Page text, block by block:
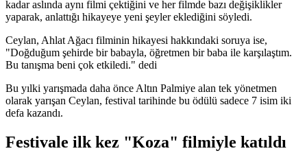
kadar aslında aynı filmi çektiğini ve her filmde bazı değişiklikler
yaparak, anlattığı hikayeye yeni şeyler eklediğini söyledi.
Ceylan, Ahlat Ağacı filminin hikayesi hakkındaki soruya ise,
"Doğduğum şehirde bir babayla, öğretmen bir baba ile karşılaştım.
Bu tanışma beni çok etkiledi." dedi
Bu yılki yarışmada daha önce Altın Palmiye alan tek yönetmen
olarak yarışan Ceylan, festival tarihinde bu ödülü sadece 7 isim iki
defa kazandı.
Festivale ilk kez "Koza" filmiyle katıldı